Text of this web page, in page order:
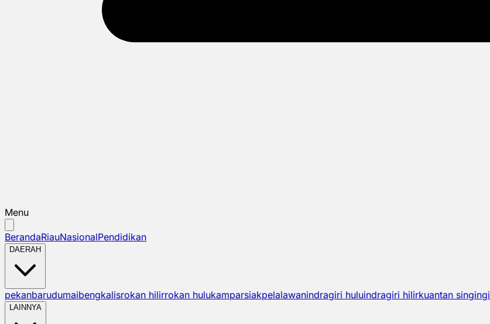
Menu
BerandaRiauNasionalPendidikan
DAERAH
pekanbarudumaibengkalisrokan hilirrokan hulukamparsiakpelalawanindragiri huluindragiri hilirkuantan singingi
LAINNYA